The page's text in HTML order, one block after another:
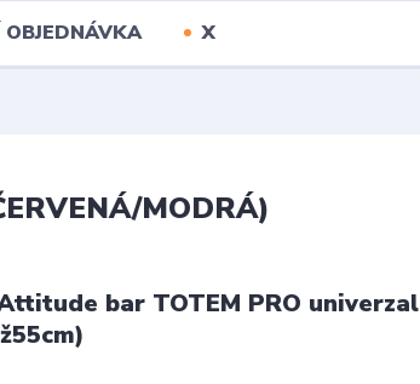
X
MODRÁ)
bar TOTEM PRO univerzal